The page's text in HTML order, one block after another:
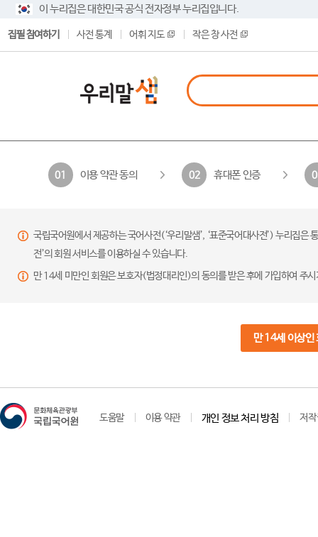
이 누리집은 대한민국 공식 전자정부 누리집입니다.
집필 참여하기 사전 통계 어휘 지도 작은 창 사전
01 이용 약관 동의 02 휴대폰 인증
국립국어원에서 제공하는 국어사전(‘우리말샘’, ‘표준국어대사전’) 누리집
전’의 회원 서비스를 이용하실 수 있습니다.
만 14세 미만인 회원은 보호자(법정대리인)의 동의를 받은 후에 가입하여 주
만 14세 이상인
도움말 이용 약관 개인 정보 처리 방침 저